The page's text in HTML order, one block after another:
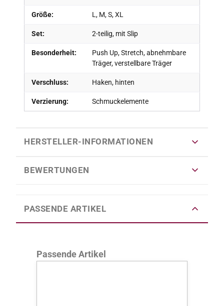
Größe: L, M, S, XL
Set: 2-teilig, mit Slip
Besonderheit:
Push Up, Stretch, abnehmbare
Träger, verstellbare Träger
Verschluss: Haken, hinten
Verzierung: Schmuckelemente
HERSTELLER-INFORMATIONEN
BEWERTUNGEN
PASSENDE ARTIKEL
Produktgalerie überspringen
Passende Artikel